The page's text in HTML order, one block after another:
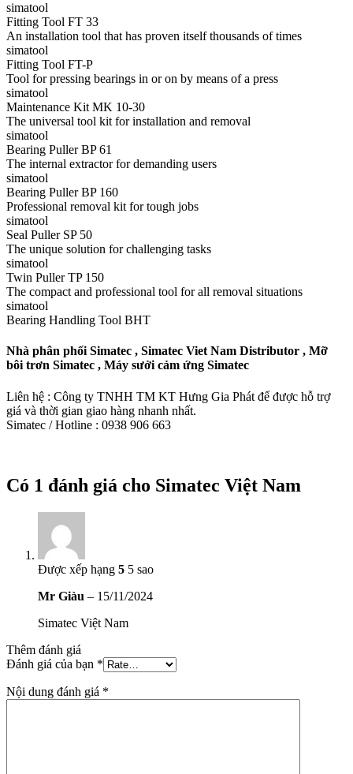
simatool
Fitting Tool FT 33
An installation tool that has proven itself thousands of times
simatool
Fitting Tool FT-P
Tool for pressing bearings in or on by means of a press
simatool
Maintenance Kit MK 10-30
The universal tool kit for installation and removal
simatool
Bearing Puller BP 61
The internal extractor for demanding users
simatool
Bearing Puller BP 160
Professional removal kit for tough jobs
simatool
Seal Puller SP 50
The unique solution for challenging tasks
simatool
Twin Puller TP 150
The compact and professional tool for all removal situations
simatool
Bearing Handling Tool BHT
Nhà phân phối Simatec , Simatec Viet Nam Distributor , Mỡ
bôi trơn Simatec , Máy sưởi cảm ứng Simatec
Liên hệ : Công ty TNHH TM KT Hưng Gia Phát để được hỗ trợ
giá và thời gian giao hàng nhanh nhất.
Simatec / Hotline : 0938 906 663
Có 1 đánh giá cho Simatec Việt Nam
Được xếp hạng 5 5 sao
Mr Giàu – 15/11/2024
Simatec Việt Nam
Thêm đánh giá
Đánh giá của bạn *
Nội dung đánh giá *